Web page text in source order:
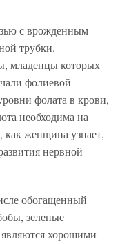
с врожденным
трубки.
младенцы которых
фолиевой
фолата в крови,
необходима на
как женщина узнает,
нервной
обогащенный
зеленые
хорошими